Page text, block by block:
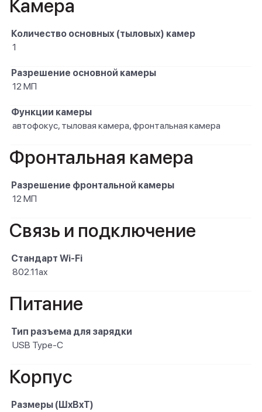
Камера
Количество основных (тыловых) камер
1
Разрешение основной камеры
12 МП
Функции камеры
автофокус, тыловая камера, фронтальная камера
Фронтальная камера
Разрешение фронтальной камеры
12 МП
Связь и подключение
Стандарт Wi-Fi
802.11ax
Питание
Тип разъема для зарядки
USB Type-C
Корпус
Размеры (ШxВxТ)